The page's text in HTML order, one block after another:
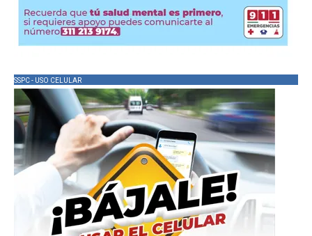
SSPC - USO CELULAR